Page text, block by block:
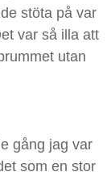
stöta på var
var så illa att
utan
gång jag var
som en stor